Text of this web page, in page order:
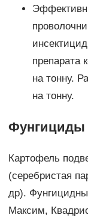
препарата
на тонну.
на тонну.
Фунгициды
Картофель
(серебристая
др).
Максим,